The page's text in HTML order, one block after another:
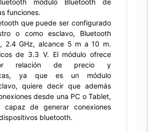
funciones.
que puede ser configurado
o como esclavo, Bluetooth
2.4 GHz, alcance 5 m a 10 m.
de 3.3 V. El módulo ofrece
relación de precio y
ya que es un módulo
quiere decir que además
desde una PC o Tablet,
capaz de generar conexiones
bluetooth.